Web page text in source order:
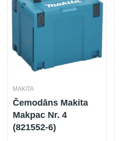
MAKITA
Čemodāns Makita
Makpac Nr. 4
(821552-6)